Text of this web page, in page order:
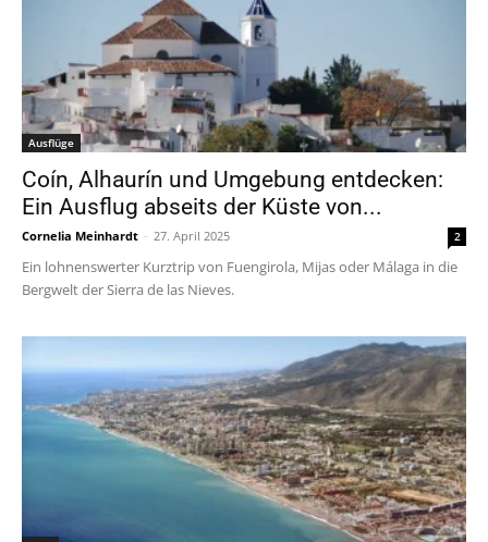
Ausflüge
Coín, Alhaurín und Umgebung entdecken:
Ein Ausflug abseits der Küste von...
Cornelia Meinhardt - 27. April 2025 2
Ein lohnenswerter Kurztrip von Fuengirola, Mijas oder Málaga in die
Bergwelt der Sierra de las Nieves.